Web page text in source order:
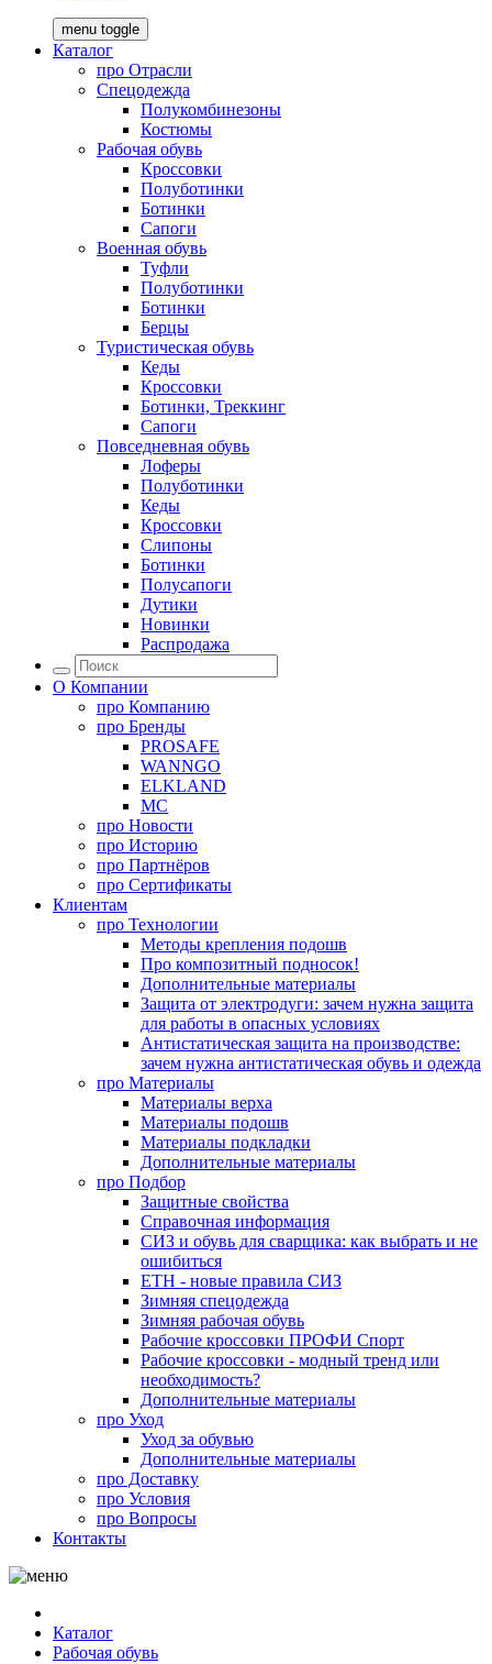
menu toggle
Каталог
про Отрасли
Спецодежда
Полукомбинезоны
Костюмы
Рабочая обувь
Кроссовки
Полуботинки
Ботинки
Сапоги
Военная обувь
Туфли
Полуботинки
Ботинки
Берцы
Туристическая обувь
Кеды
Кроссовки
Ботинки, Треккинг
Сапоги
Повседневная обувь
Лоферы
Полуботинки
Кеды
Кроссовки
Слипоны
Ботинки
Полусапоги
Дутики
Новинки
Распродажа
О Компании
про Компанию
про Бренды
PROSAFE
WANNGO
ELKLAND
MC
про Новости
про Историю
про Партнёров
про Сертификаты
Клиентам
про Технологии
Методы крепления подошв
Про композитный подносок!
Дополнительные материалы
Защита от электродуги: зачем нужна защита
для работы в опасных условиях
Антистатическая защита на производстве:
зачем нужна антистатическая обувь и одежда
про Материалы
Материалы верха
Материалы подошв
Материалы подкладки
Дополнительные материалы
про Подбор
Защитные свойства
Справочная информация
СИЗ и обувь для сварщика: как выбрать и не
ошибиться
ЕТН - новые правила СИЗ
Зимняя спецодежда
Зимняя рабочая обувь
Рабочие кроссовки ПРОФИ Спорт
Рабочие кроссовки - модный тренд или
необходимость?
Дополнительные материалы
про Уход
Уход за обувью
Дополнительные материалы
про Доставку
про Условия
про Вопросы
Контакты
Каталог
Рабочая обувь